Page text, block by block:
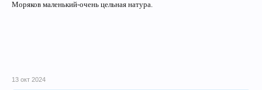
Моряков маленький-очень цельная натура.
13 окт 2024